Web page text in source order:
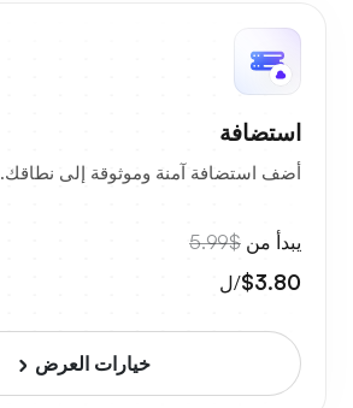
استضافة
أضف استضافة آمنة وموثوقة إلى نطاقك.
يبدأ من $5.99
$3.80/ل
خيارات العرض